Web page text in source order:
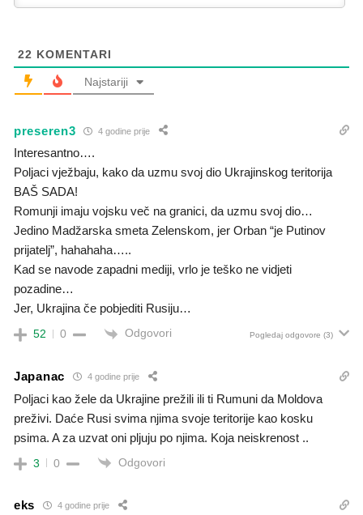
22 KOMENTARI
Najstariji
preseren3 4 godine prije
Interesantno….
Poljaci vježbaju, kako da uzmu svoj dio Ukrajinskog teritorija
BAŠ SADA!
Romunji imaju vojsku več na granici, da uzmu svoj dio…
Jedino Madžarska smeta Zelenskom, jer Orban “je Putinov
prijatelj”, hahahaha…..
Kad se navode zapadni mediji, vrlo je teško ne vidjeti
pozadine…
Jer, Ukrajina če pobjediti Rusiju…
52 0 Odgovori Pogledaj odgovore (3)
Japanac 4 godine prije
Poljaci kao žele da Ukrajine prežili ili ti Rumuni da Moldova
preživi. Daće Rusi svima njima svoje teritorije kao kosku
psima. A za uzvat oni pljuju po njima. Koja neiskrenost ..
3 0 Odgovori
eks 4 godine prije